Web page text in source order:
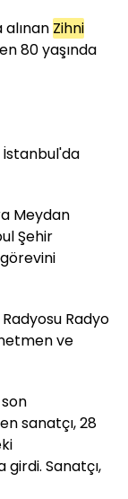
Zihni
80 yaşında
İstanbul'da
Meydan
Şehir
Radyo
ve
sanatçı, 28
Sanatçı,